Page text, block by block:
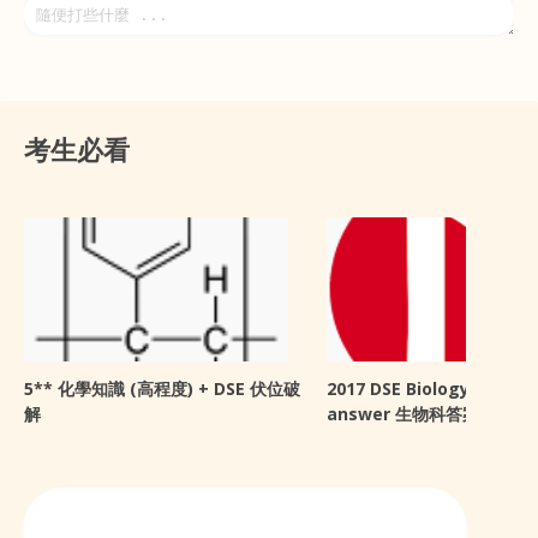
考生必看
5** 化學知識 (高程度) + DSE 伏位破
解
2017 DSE Biology
answer 生物科答案 + 感想